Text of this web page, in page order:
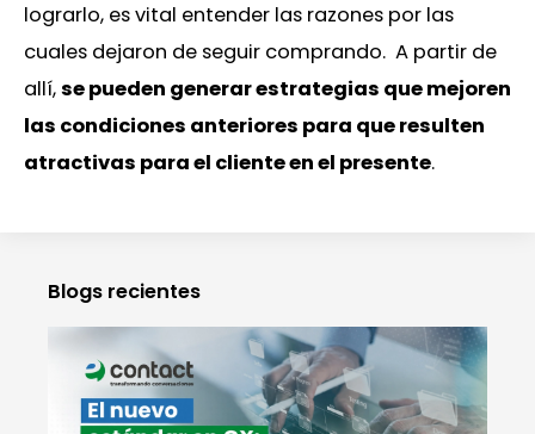
lograrlo, es vital entender las razones por las
cuales dejaron de seguir comprando. A partir de
allí,se pueden generar estrategias que mejoren
las condiciones anteriores para que resulten
atractivas para el cliente en el presente.
Blogs recientes